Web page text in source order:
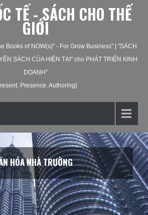
TẾ - SÁCH CHO THẾ
GIỚI
Books of NOW(s)" - For Grow Business" | "SÁCH
SÁCH CỦA HIỆN TẠI" cho PHÁT TRIỂN KINH
DOANH"
Presence. Authoring]
HÓA NHÀ TRƯỜNG